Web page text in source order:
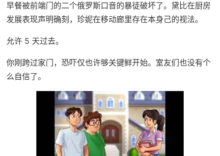
早餐被前端门的二个俄罗斯口音的暴徒破坏了。黛比在厨房
发展表现声明确刻，珍妮在移动廊里存在本身己的视法。
允许 5 天过去。
你刚跨过家门，恐吓仅也许够关键鲜开始。室友们也没有个
么自信了。